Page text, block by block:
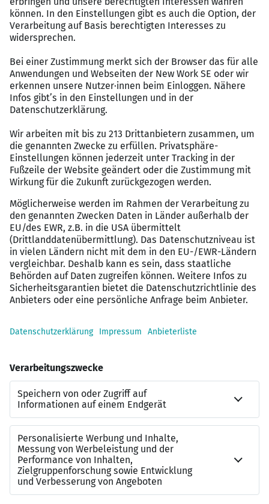
und Schrift (C1-Niveau) mit.
Was bieten wir Ihnen?
Flexible Arbeitszeitmodelle: Gestalten Sie Ihre
Arbeitswoche in Teil- oder Vollzeit (30-39
Std./Woche) mit unserer Gleitzeitregelung und
variablen Arbeitszeiten.
Work-Life-Balance: Profitieren Sie von der
Möglichkeit, nach Absprache aus dem Home-
Office zu arbeiten.
Mehr Erholung: Wir bieten Ihnen einen
zusätzlichen Urlaubstag, Sonderurlaub für
private Anlässe (Hochzeit, Geburt, Einschulung
uvm.) sowie dienstfrei am 24.12. und 31.12.
Individueller Arbeitsplatz: Freuen Sie sich auf
eine moderne Ausstattung in klimatisierten
Räumen, die Sie nach Ihren Bedürfnissen
mitgestalten können.
Gesundheitsförderung: Ihre Gesundheit
Vorsorgeuntersuchungen, unserer Vitamin- und
Entspannungsecke uvm.
Zur Bewerbung
Unser Jobangebot Referent IT Organisation – Bankwesen
/ Atruvia (m/w/d) klingt vielversprechend?
Bei unserem Partner Workwise